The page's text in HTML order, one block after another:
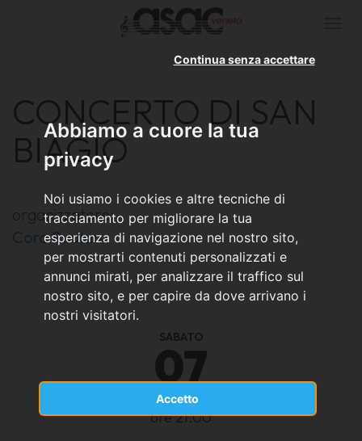
Abbiamo a cuore la tua
privacy
Noi usiamo i cookies e altre tecniche di
tracciamento per migliorare la tua
esperienza di navigazione nel nostro sito,
per mostrarti contenuti personalizzati e
annunci mirati, per analizzare il traffico sul
nostro sito, e per capire da dove arrivano i
nostri visitatori.
Accetto
Continua senza accettare
CONCERTO DI SAN
BIAGIO
organizzatore:
Coro Rualan
SABATO
07
FEBBRAIO 2026
ore 21.00